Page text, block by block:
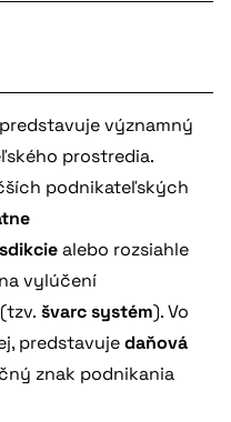
predstavuje významný
prostredia.
podnikateľských
alebo rozsiahle
vylúčení
švarc systém). Vo
predstavujedaňová
znak podnikania